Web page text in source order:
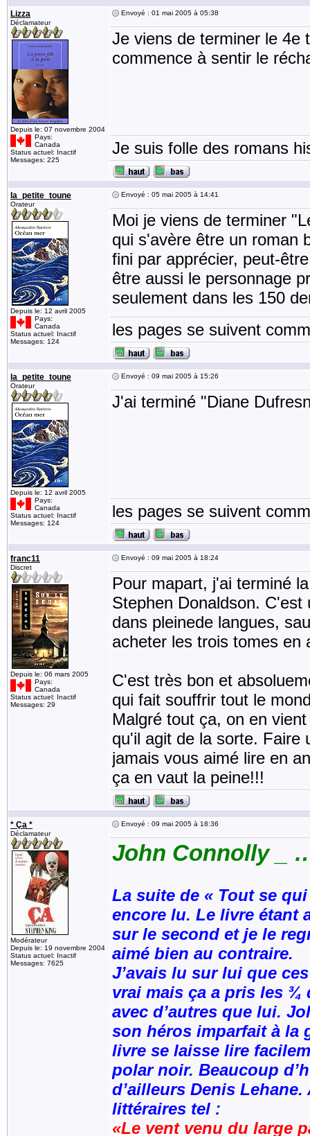
Lizza
Déclamateur
Depuis le: 07 novembre 2004
Pays:
Canada
Status actuel: Inactif
Messages: 225
Envoyé : 01 mai 2005 à 05:38
Je viens de terminer le 4e
commence à sentir le
Je suis folle des romans
la_petite_toune
Orateur
Depuis le: 12 avril 2005
Pays:
Canada
Status actuel: Inactif
Messages: 124
Envoyé : 05 mai 2005 à 14:41
Moi je viens de terminer
qui s'avère être un roman
fini par apprécier, peut-
être aussi le personnage
seulement dans les 150
les pages se suivent
la_petite_toune
Orateur
Depuis le: 12 avril 2005
Pays:
Canada
Status actuel: Inactif
Messages: 124
Envoyé : 09 mai 2005 à 15:26
J'ai terminé "Diane
les pages se suivent
franc11
Discret
Depuis le: 06 mars 2005
Pays:
Canada
Status actuel: Inactif
Messages: 29
Envoyé : 09 mai 2005 à 18:24
Pour mapart, j'ai terminé
Stephen Donaldson.
dans pleinede langues,
acheter les trois tomes en
C'est très bon et
qui fait souffrir tout le
Malgré tout ça, on en
qu'il agit de la sorte. Faire
jamais vous aimé lire en
ça en vaut la peine!!!
* Ça *
Déclamateur
Modérateur
Depuis le: 19 novembre 2004
Status actuel: Inactif
Messages: 7625
Envoyé : 09 mai 2005 à 18:36
John Connolly _
La suite de « Tout se
encore lu. Le livre étant
sur le second et je le
aimé bien au contraire.
J’avais lu sur lui que
vrai mais ça a pris les ¾
avec d’autres que lui.
son héros imparfait à la
livre se laisse lire
polar noir. Beaucoup
d’ailleurs Denis
littéraires tel :
«Le vent venu du large